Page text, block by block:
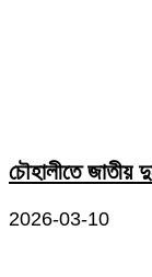
চৌহালীতে জাতীয়
2026-03-10